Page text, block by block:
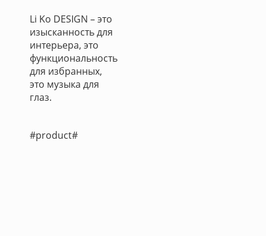
Li Ko DESIGN – это
изысканность для
интерьера, это
функциональность
для избранных,
это музыка для
глаз.
#product#